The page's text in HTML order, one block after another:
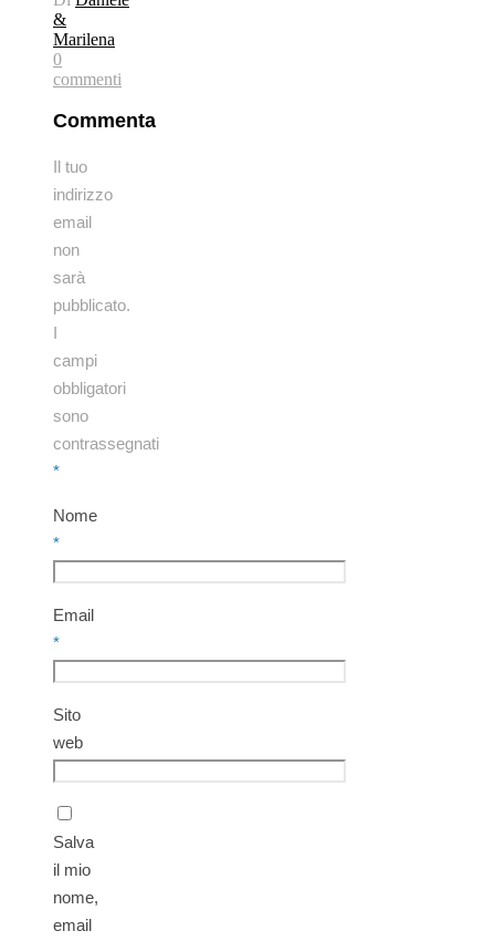
&
Marilena
0
commenti
Commenta
Il tuo
indirizzo
email
non
sarà
pubblicato.
I
campi
obbligatori
sono
contrassegnati
*
Nome
*
Email
*
Sito
web
Salva
il mio
nome,
email